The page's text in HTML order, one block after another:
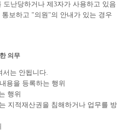
난당하거나 제3자가 사용하고 있음
보하고 "의원"의 안내가 있는 경우
의무
서는 안됩니다.
용을 등록하는 행위
행위
지적재산권을 침해하거나 업무를 방